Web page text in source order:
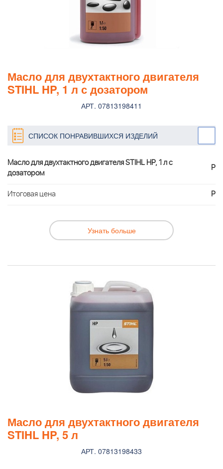
Масло для двухтактного двигателя
STIHL HP, 1 л с дозатором
АРТ. 07813198411
СПИСОК ПОНРАВИВШИХСЯ ИЗДЕЛИЙ
Масло для двухтактного двигателя STIHL HP, 1 л с
дозатором
Р
Итоговая цена Р
Узнать больше
Масло для двухтактного двигателя
STIHL HP, 5 л
АРТ. 07813198433